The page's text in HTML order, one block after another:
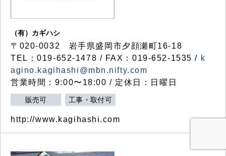
（有）カギハシ
〒020-0032 岩手県盛岡市夕顔瀬町16-18
TEL：019-652-1478 / FAX：019-652-1535 / k
agino.kagihashi@mbn.nifty.com
営業時間：9:00〜18:00 / 定休日：日曜日
販売可 工事・取付可
http://www.kagihashi.com